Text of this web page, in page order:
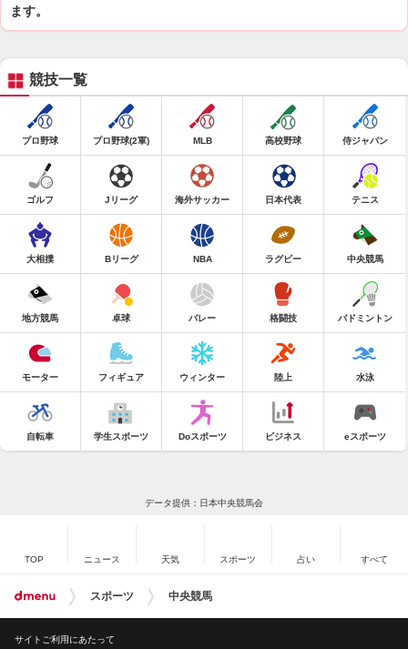
ます。
競技一覧
プロ野球 プロ野球(2軍) MLB 高校野球 侍ジャパン
ゴルフ Jリーグ 海外サッカー 日本代表 テニス
大相撲 Bリーグ NBA ラグビー 中央競馬
地方競馬 卓球 バレー 格闘技 バドミントン
モーター フィギュア ウィンター 陸上 水泳
自転車 学生スポーツ Doスポーツ ビジネス eスポーツ
データ提供：日本中央競馬会
TOP ニュース 天気 スポーツ 占い すべて
スポーツ 中央競馬
サイトご利用にあたって